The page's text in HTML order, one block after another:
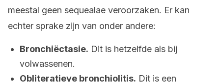
meestal geen sequealae veroorzaken. Er kan
echter sprake zijn van onder andere:
Bronchiëctasie. Dit is hetzelfde als bij
volwassenen.
Obliteratieve bronchiolitis. Dit is een